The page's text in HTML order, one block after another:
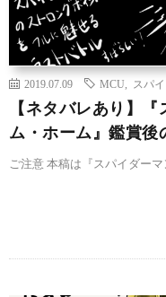
2019.07.09 MCU スパ
【ネタバレあり】
ム・ホーム』鑑賞後
ご注意 本稿は『スパイダー